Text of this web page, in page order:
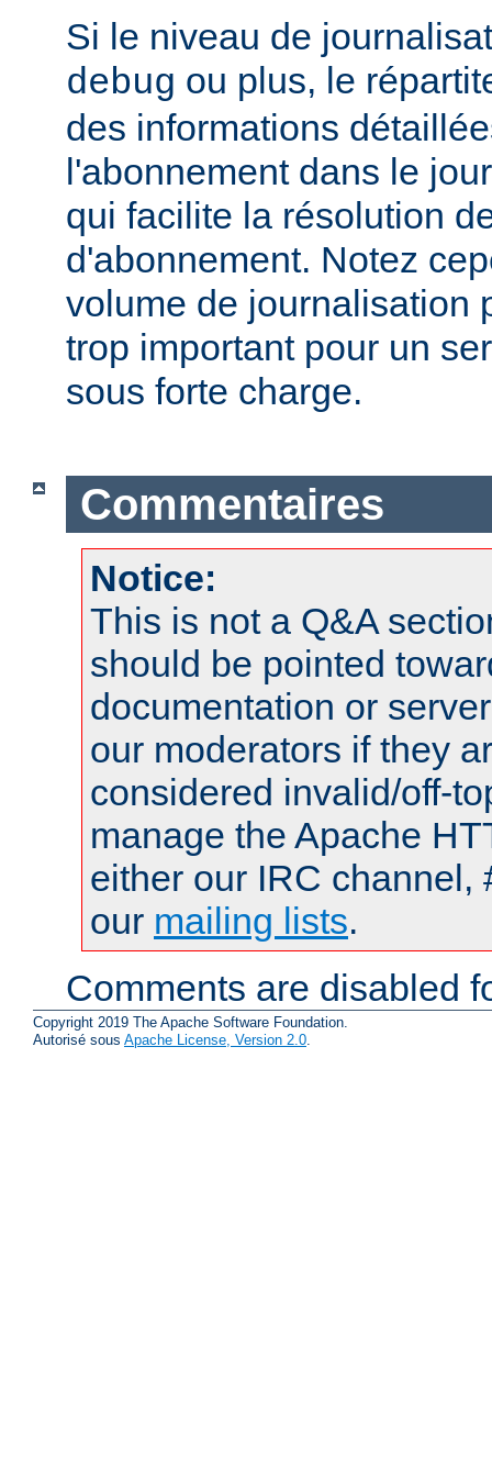
Si le niveau de
debug ou plus, le
des informations
l'abonnement dans le
qui facilite la résolution
d'abonnement. Notez
volume de journalisation
trop important pour un
sous forte charge.
Commentaires
Notice:
This is not a Q&A
should be pointed
documentation or
our moderators if they
considered invalid/off-
manage the Apache
either our IRC channel,
our mailing lists.
Comments are disabled
Copyright 2019 The Apache Software Foundation.
Autorisé sous Apache License, Version 2.0